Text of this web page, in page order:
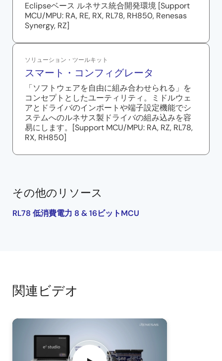
Eclipseベース ルネサス統合開発環境 [Support
MCU/MPU: RA, RE, RX, RL78, RH850, Renesas
Synergy, RZ]
ソリューション・ツールキット
スマート・コンフィグレータ
「ソフトウェアを自由に組み合わせられる」を
コンセプトとしたユーティリティ。ミドルウェ
アとドライバのインポートや端子設定機能でシ
ステムへのルネサス製ドライバの組み込みを容
易にします。[Support MCU/MPU: RA, RZ, RL78,
RX, RH850]
その他のリソース
RL78 低消費電力 8 & 16ビットMCU
関連ビデオ